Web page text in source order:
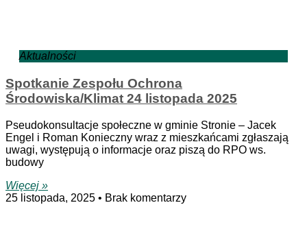
Aktualności
Spotkanie Zespołu Ochrona
Środowiska/Klimat 24 listopada 2025
Pseudokonsultacje społeczne w gminie Stronie – Jacek
Engel i Roman Konieczny wraz z mieszkańcami zgłaszają
uwagi, występują o informacje oraz piszą do RPO ws.
budowy
Więcej »
25 listopada, 2025
Brak komentarzy